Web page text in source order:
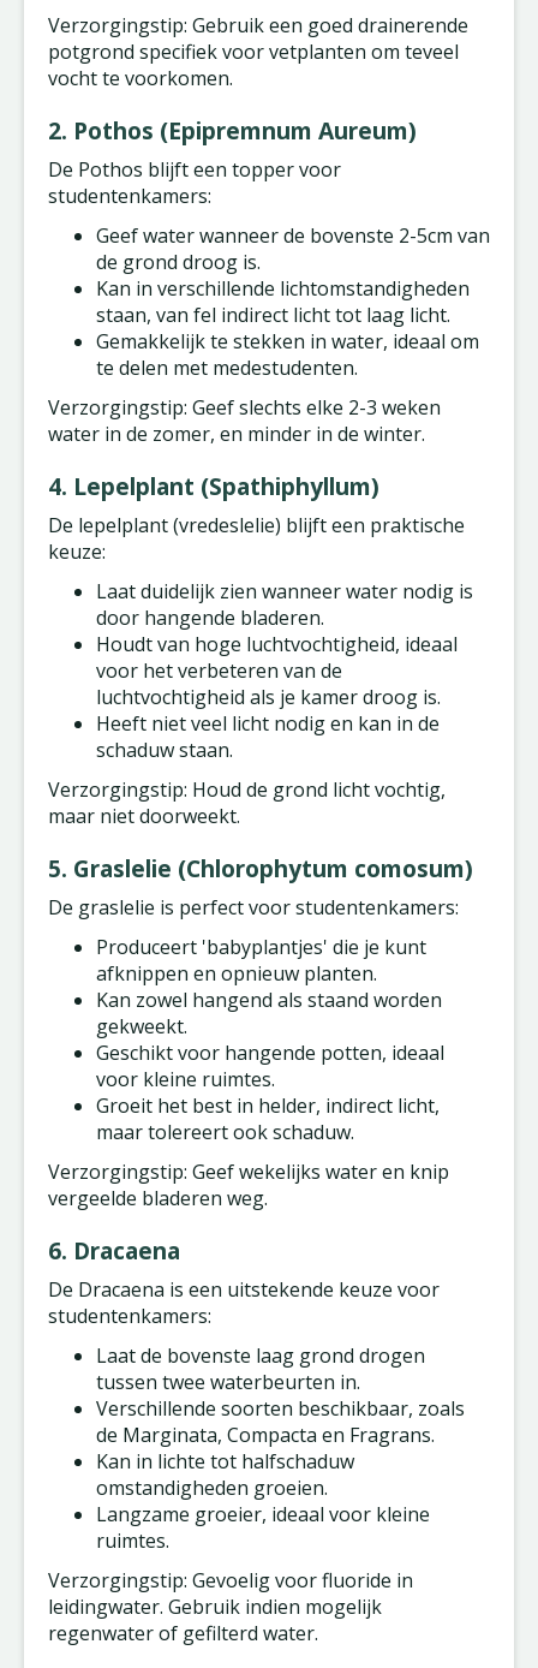
Verzorgingstip: Gebruik een goed drainerende
potgrond specifiek voor vetplanten om teveel
vocht te voorkomen.
2. Pothos (Epipremnum Aureum)
De Pothos blijft een topper voor
studentenkamers:
Geef water wanneer de bovenste 2-5cm van
de grond droog is.
Kan in verschillende lichtomstandigheden
staan, van fel indirect licht tot laag licht.
Gemakkelijk te stekken in water, ideaal om
te delen met medestudenten.
Verzorgingstip: Geef slechts elke 2-3 weken
water in de zomer, en minder in de winter.
4. Lepelplant (Spathiphyllum)
De lepelplant (vredeslelie) blijft een praktische
keuze:
Laat duidelijk zien wanneer water nodig is
door hangende bladeren.
Houdt van hoge luchtvochtigheid, ideaal
voor het verbeteren van de
luchtvochtigheid als je kamer droog is.
Heeft niet veel licht nodig en kan in de
schaduw staan.
Verzorgingstip: Houd de grond licht vochtig,
maar niet doorweekt.
5. Graslelie (Chlorophytum comosum)
De graslelie is perfect voor studentenkamers:
Produceert 'babyplantjes' die je kunt
afknippen en opnieuw planten.
Kan zowel hangend als staand worden
gekweekt.
Geschikt voor hangende potten, ideaal
voor kleine ruimtes.
Groeit het best in helder, indirect licht,
maar tolereert ook schaduw.
Verzorgingstip: Geef wekelijks water en knip
vergeelde bladeren weg.
6. Dracaena
De Dracaena is een uitstekende keuze voor
studentenkamers:
Laat de bovenste laag grond drogen
tussen twee waterbeurten in.
Verschillende soorten beschikbaar, zoals
de Marginata, Compacta en Fragrans.
Kan in lichte tot halfschaduw
omstandigheden groeien.
Langzame groeier, ideaal voor kleine
ruimtes.
Verzorgingstip: Gevoelig voor fluoride in
leidingwater. Gebruik indien mogelijk
regenwater of gefilterd water.